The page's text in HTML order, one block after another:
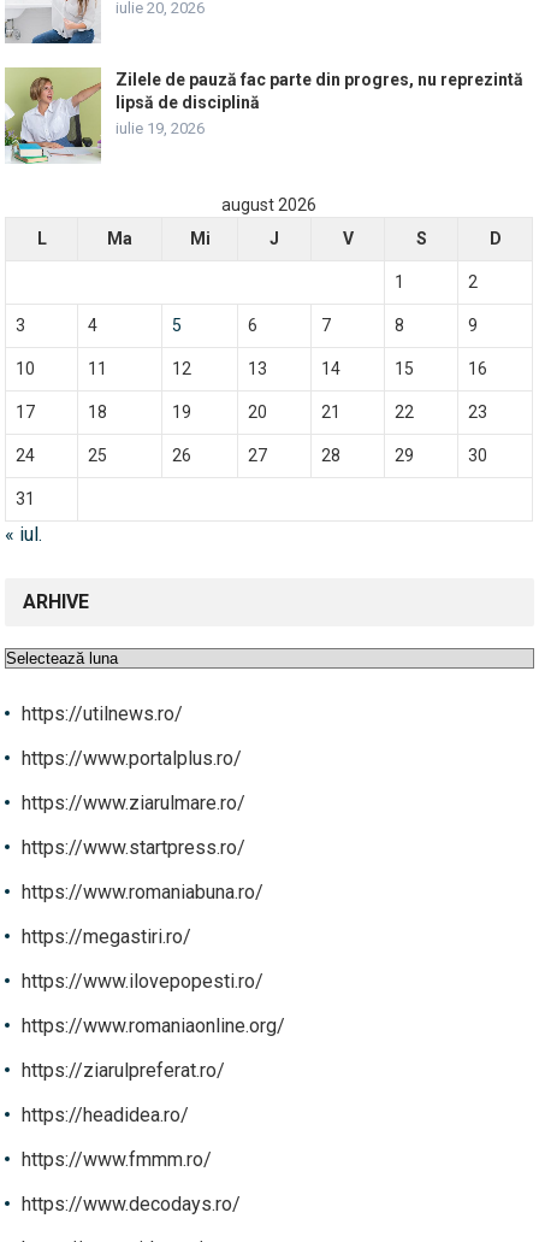
iulie 20, 2026
Zilele de pauză fac parte din progres, nu reprezintă
lipsă de disciplină
iulie 19, 2026
august 2026
L
Ma Mi J V S D
1 2
3 4 5 6 7 8 9
10 11 12 13 14 15 16
17 18 19 20 21 22 23
24 25 26 27 28 29 30
31
« iul.
ARHIVE
Arhive
https://utilnews.ro/
https://www.portalplus.ro/
https://www.ziarulmare.ro/
https://www.startpress.ro/
https://www.romaniabuna.ro/
https://megastiri.ro/
https://www.ilovepopesti.ro/
https://www.romaniaonline.org/
https://ziarulpreferat.ro/
https://headidea.ro/
https://www.fmmm.ro/
https://www.decodays.ro/